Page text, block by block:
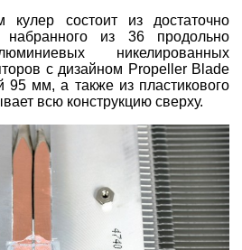
кулер состоит из достаточно
набранного из 36 продольно
никелированных
с дизайном Propeller Blade
95 мм, а также из пластикового
всю конструкцию сверху.